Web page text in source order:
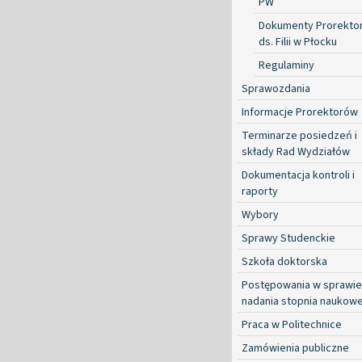
Dokumenty
ds. Filii w Płocku
Regulaminy
Sprawozdania
Informacje Prorektorów
Terminarze posiedzeń i
składy Rad Wydziałów
Dokumentacja kontroli i
raporty
Wybory
Sprawy Studenckie
Szkoła doktorska
Postępowania w sprawie
nadania stopnia
Praca w Politechnice
Zamówienia publiczne